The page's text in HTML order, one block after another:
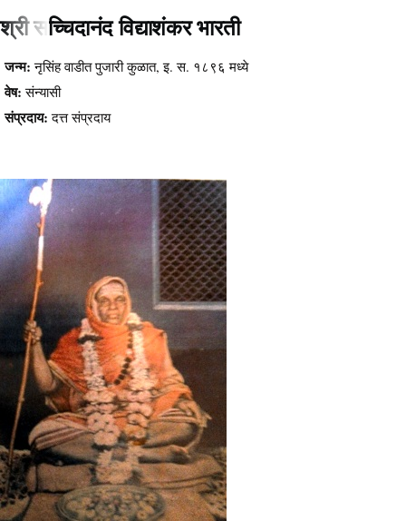
श्री सच्चिदानंद विद्याशंकर भारती
Content
जन्म: नृसिंह वाडीत पुजारी कुळात, इ. स. १८९६ मध्ये
वेष: संन्यासी
संप्रदाय: दत्त संप्रदाय